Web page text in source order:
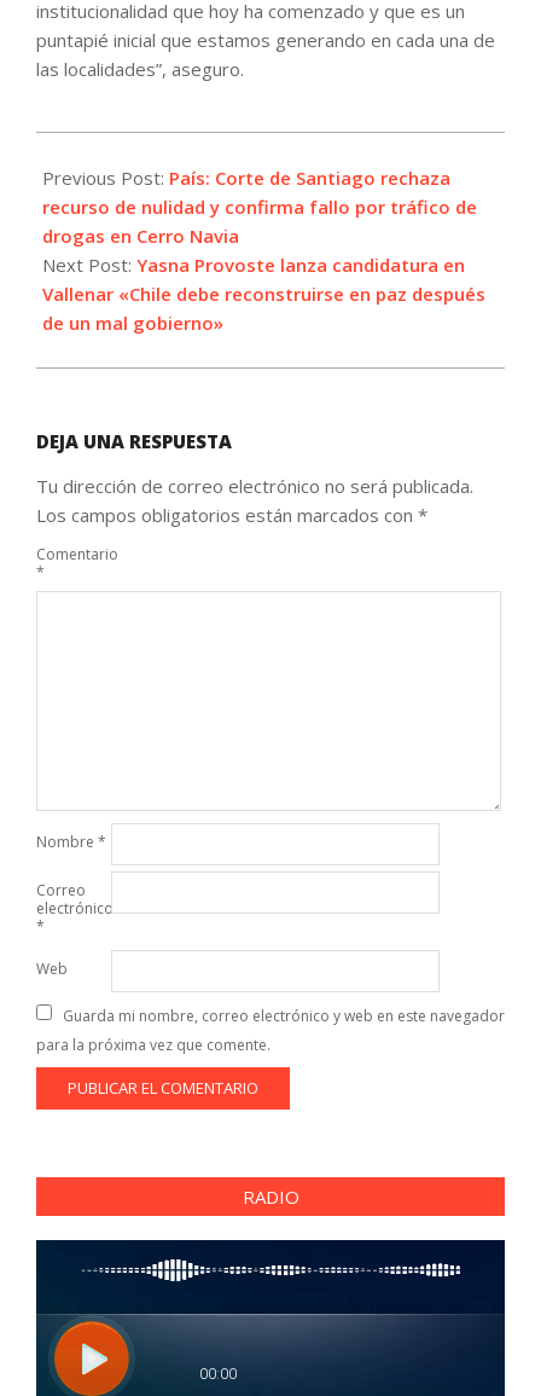
institucionalidad que hoy ha comenzado y que es un
puntapié inicial que estamos generando en cada una de
las localidades”, aseguro.
07-
23
Previous Post: País: Corte de Santiago rechaza
recurso de nulidad y confirma fallo por tráfico de
drogas en Cerro Navia
Next Post: Yasna Provoste lanza candidatura en
Vallenar «Chile debe reconstruirse en paz después
de un mal gobierno»
DEJA UNA RESPUESTA
Tu dirección de correo electrónico no será publicada.
Los campos obligatorios están marcados con *
Comentario
*
Nombre *
Correo
electrónico
*
Web
Guarda mi nombre, correo electrónico y web en este navegador
para la próxima vez que comente.
RADIO